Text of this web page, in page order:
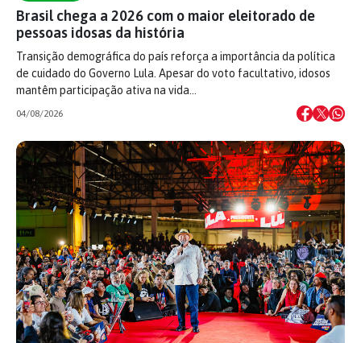
Brasil chega a 2026 com o maior eleitorado de
pessoas idosas da história
Transição demográfica do país reforça a importância da política
de cuidado do Governo Lula. Apesar do voto facultativo, idosos
mantêm participação ativa na vida…
04/08/2026